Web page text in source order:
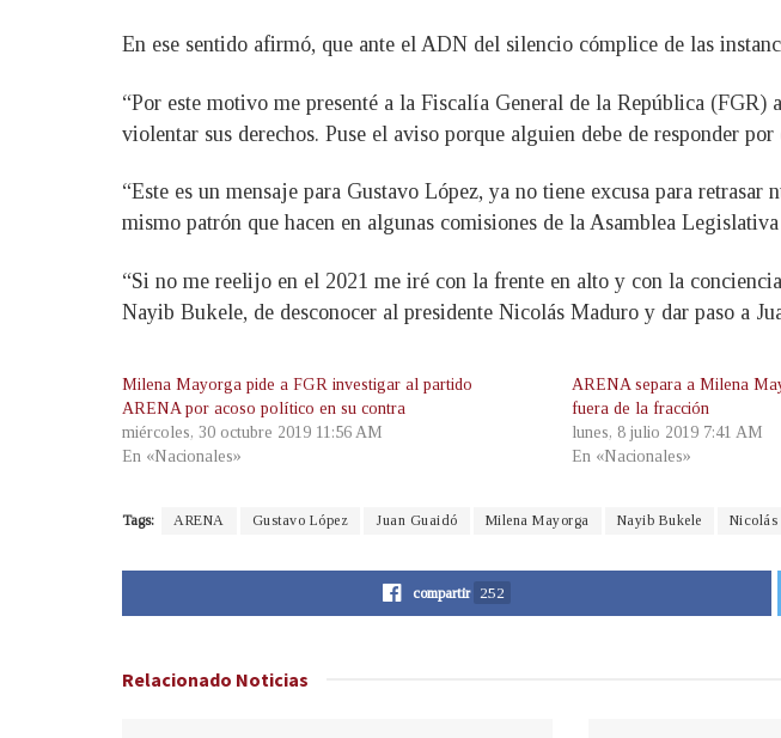
En ese sentido afirmó, que ante el ADN del silencio cómplice de las
“Por este motivo me presenté a la Fiscalía General de la República
violentar sus derechos. Puse el aviso porque alguien debe de responder
“Este es un mensaje para Gustavo López, ya no tiene excusa para
mismo patrón que hacen en algunas comisiones de la Asamblea
“Si no me reelijo en el 2021 me iré con la frente en alto y con la
Nayib Bukele, de desconocer al presidente Nicolás Maduro y dar paso a
Milena Mayorga pide a FGR investigar al partido
ARENA por acoso político en su contra
miércoles, 30 octubre 2019 11:56 AM
En «Nacionales»
ARENA separa a Milena
fuera de la fracción
lunes, 8 julio 2019 7:41 AM
En «Nacionales»
Tags: ARENA Gustavo López Juan Guaidó Milena Mayorga Nayib Bukele Nicolás
compartir 252
Relacionado Noticias